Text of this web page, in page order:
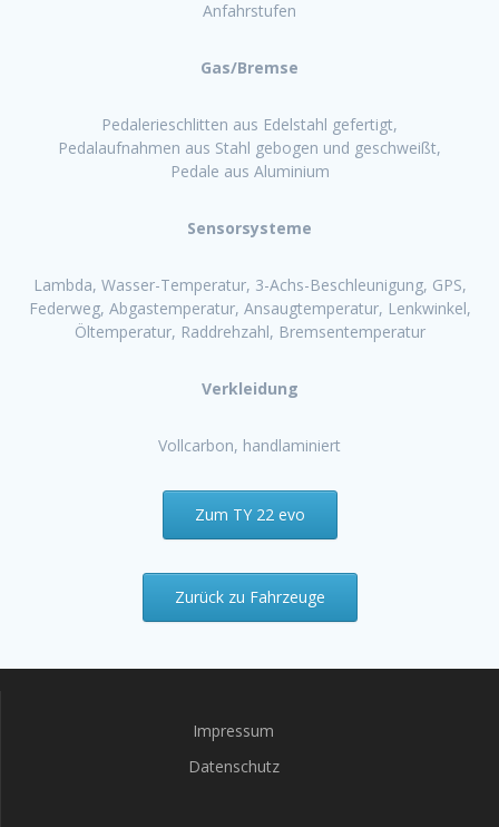
Anfahrstufen
Gas/Bremse
Pedalerieschlitten aus Edelstahl gefertigt,
Pedalaufnahmen aus Stahl gebogen und geschweißt,
Pedale aus Aluminium
Sensorsysteme
Lambda, Wasser-Temperatur, 3-Achs-Beschleunigung, GPS,
Federweg, Abgastemperatur, Ansaugtemperatur, Lenkwinkel,
Öltemperatur, Raddrehzahl, Bremsentemperatur
Verkleidung
Vollcarbon, handlaminiert
Zum TY 22 evo
Zurück zu Fahrzeuge
Impressum
Datenschutz